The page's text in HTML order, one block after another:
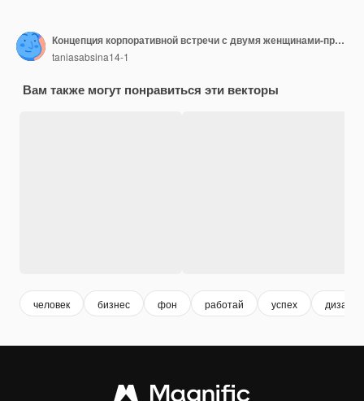
Концепция корпоративной встречи с двумя женщинами-профессионалами
taniasabsina14-1
Вам также могут понравиться эти векторы
человек бизнес фон работай успех дизайн